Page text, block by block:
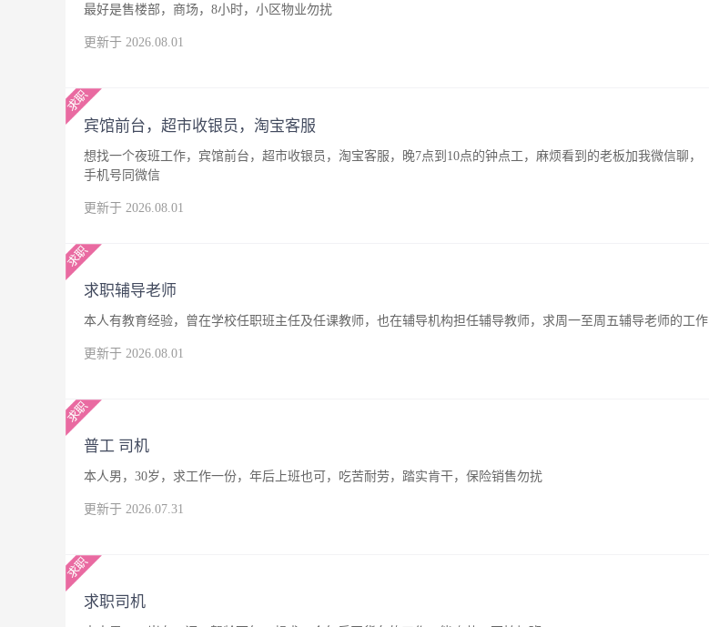
最好是售楼部，商场，8小时，小区物业勿扰
更新于 2026.08.01
宾馆前台，超市收银员，淘宝客服
想找一个夜班工作，宾馆前台，超市收银员，淘宝客服，晚7点到10点的钟点工，麻烦看到的老板加我微信聊，
手机号同微信
更新于 2026.08.01
求职辅导老师
本人有教育经验，曾在学校任职班主任及任课教师，也在辅导机构担任辅导教师，求周一至周五辅导老师的工作
更新于 2026.08.01
普工 司机
本人男，30岁，求工作一份，年后上班也可，吃苦耐劳，踏实肯干，保险销售勿扰
更新于 2026.07.31
求职司机